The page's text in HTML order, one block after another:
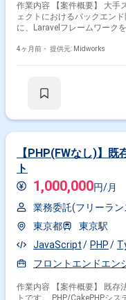
作業内容 【案件概要】 大手スポーツ関連WEBサイトのリプレイスプロジ
ェクトにおけるバックエンド開発案件です。
に、Laravelフレームワーク
とも協力して開発を推進します。 効率的で安定したシステム構築
連携によるシステム推進
4ヶ月前・ 提供元: Midworks
【PHP(FWなし)】
ト
1,000,000円/月
業務委託(フリーラン
東京都
東京駅
JavaScript
PHP
フロントエンドエン
作業内容 【案件概要】 既存法務システムの刷新を目的としたプロジェク
トです。 PHP/CakePHPシステムのバージョンアップ、もしくはLaravel等